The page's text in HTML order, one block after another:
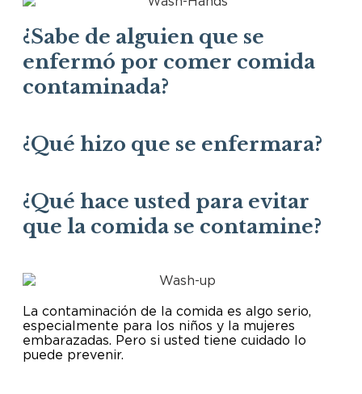
¿Sabe de alguien que se
enfermó por comer comida
contaminada?
¿Qué hizo que se enfermara?
¿Qué hace usted para evitar
que la comida se contamine?
La contaminación de la comida es algo serio,
especialmente para los niños y la mujeres
embarazadas. Pero si usted tiene cuidado lo
puede prevenir.